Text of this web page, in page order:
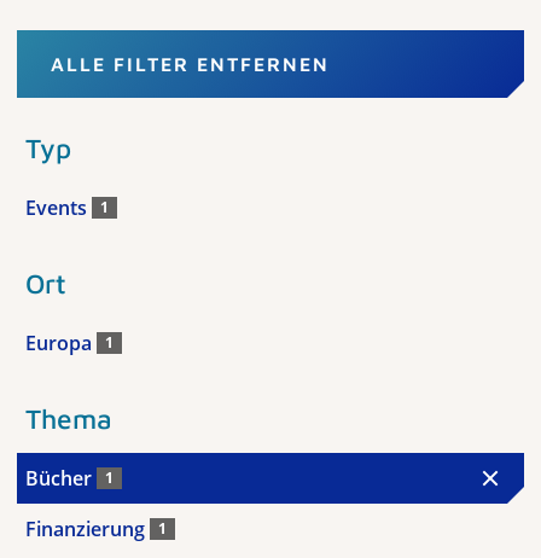
ALLE FILTER ENTFERNEN
Typ
Events 1
Ort
Europa 1
Thema
Bücher 1
Finanzierung 1